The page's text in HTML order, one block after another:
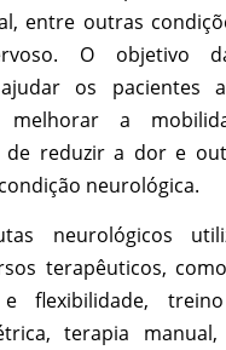
entre outras
O objetivo
os pacientes
melhorar a
de reduzir a dor e
neurológica.
neurológicos
terapêuticos,
e flexibilidade,
terapia manual,